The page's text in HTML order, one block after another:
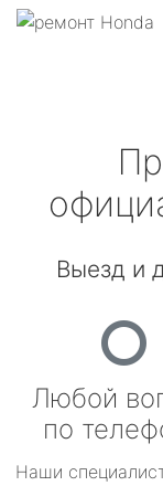
Выезд и
Любой
по
Наши